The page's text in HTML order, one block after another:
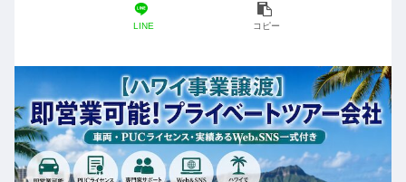
LINE コピー